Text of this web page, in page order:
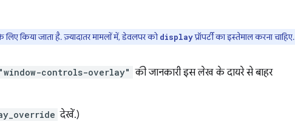
किया जाता है. ज़्यादातर मामलों में, डेवलपर कोdisplayप्रॉपर्टी का इस्तेमाल करना चाहिए.
"window-controls-overlay" की जानकारी इस लेख के दायरे से बाहर
देखें.)